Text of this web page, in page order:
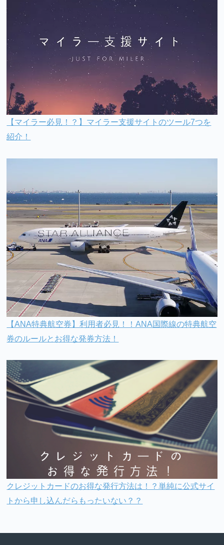
【マイラー必見！？】マイラー支援サイトのツール7つを
紹介！
【ANA特典航空券】利用者必見！！ANA国際線の特典航空
券のルールとお得な発券方法！
クレジットカードのお得な発行方法は！？単純に公式サイ
トから申し込んだらもったいない？？